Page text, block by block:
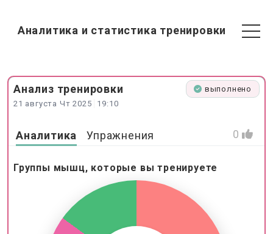
Аналитика и статистика тренировки
Анализ тренировки
21 августа Чт 2025 19:10
выполнено
Аналитика Упражнения 0
Группы мышц, которые вы тренируете